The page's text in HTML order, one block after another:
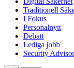
Traditionell
I Fokus
Personalnytt
Debatt
Lediga jobb
Security